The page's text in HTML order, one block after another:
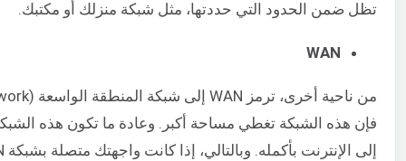
تظل ضمن الحدود التي حددتها، مثل شبكة منزلك أو مكتبك.
WAN
فإن هذه الشبكة تغطي مساحة أكبر. وعادة ما تكون هذه
إلى الإنترنت بأكمله. وبالتالي، إذا كانت واجهتك متصلة بشبكة WAN، فيمكنك الوصول إليها باستخدام الإنترنت.